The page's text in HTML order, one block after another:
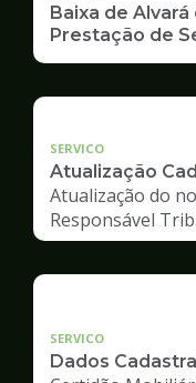
Baixa de
Prestação de
SERVICO
Atualização
Atualização do
Responsável
SERVICO
Dados